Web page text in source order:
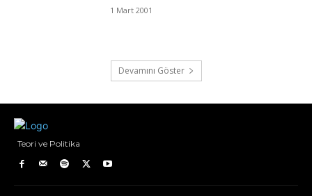
1 Mart 2001
Devamını Göster
Teori ve Politika